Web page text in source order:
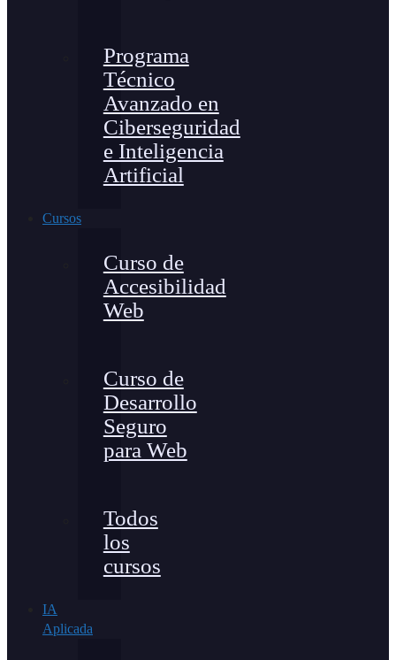
Programa
Técnico
Avanzado en
Ciberseguridad
e Inteligencia
Artificial
Cursos
Curso de
Accesibilidad
Web
Curso de
Desarrollo
Seguro
para Web
Todos
los
cursos
IA
Aplicada